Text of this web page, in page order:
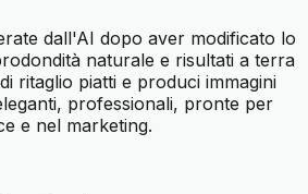
dall'AI dopo aver modificato lo
naturale e risultati a terra
ritaglio piatti e produci immagini
professionali, pronte per
e nel marketing.